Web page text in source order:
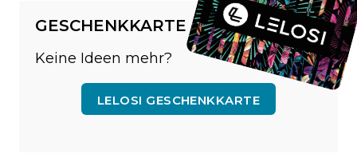
GESCHENKKARTE
Keine Ideen mehr?
LELOSI GESCHENKKARTE